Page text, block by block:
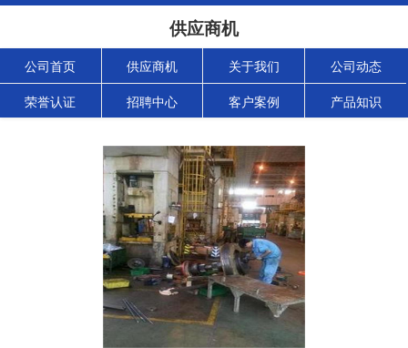
供应商机
公司首页 供应商机 关于我们 公司动态
荣誉认证 招聘中心 客户案例 产品知识